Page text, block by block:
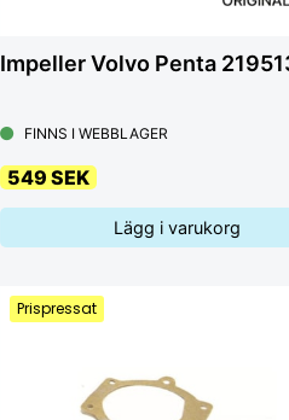
Impeller Volvo Penta
FINNS I WEBBLAGER
549 SEK
Lägg i varukorg
Prispressat